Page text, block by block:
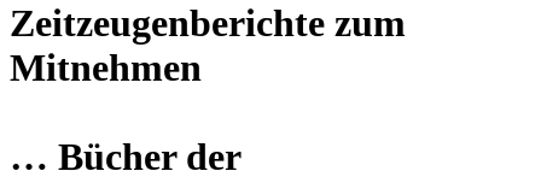
Zeitzeugenberichte zum
Mitnehmen
… Bücher der